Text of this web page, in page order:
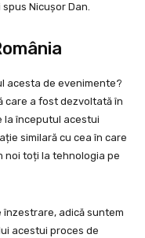
Nicușor Dan.
acesta de evenimente?
care a fost dezvoltată în
la începutul acestui
similară cu cea în care
noi toți la tehnologia pe
înzestrare, adică suntem
acestui proces de